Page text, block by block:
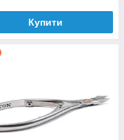
Купити